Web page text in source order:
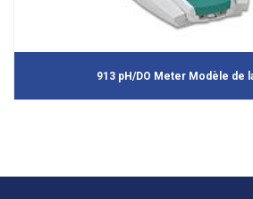
913 pH/DO Meter Modèle de